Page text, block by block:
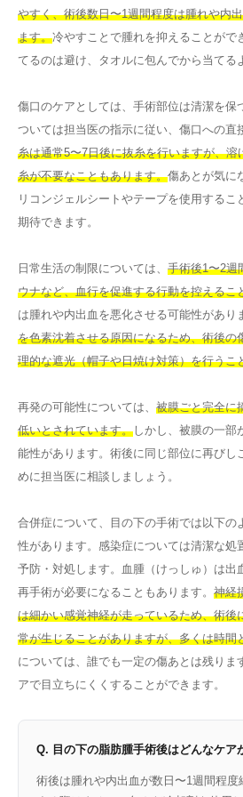
やすく、術後数日〜1週間程度は腫れや内
ます。冷やすことで腫れを抑えることがで
てるのは避け、タオルに包んでから当てる
傷口のケアとしては、手術部位は清潔を保
ついては担当医の指示に従い、傷口への直
糸は通常5〜7日後に抜糸を行いますが、
糸が不要なこともあります。傷あとが気に
リコンジェルシートやテープを使用する
期待できます。
日常生活の制限については、 手術後1〜2週
ウナなど、血行を促進する行動を控えるこ
は腫れや内出血を悪化させる可能性があり
を色素沈着させる原因になるため、術後の
理的な遮光（帽子や日焼け対策）を行うこ
再発の可能性については、 被膜ごと完全に
低いとされています。 しかし、被膜の一部
能性があります。術後に同じ部位に再びし
めに担当医に相談しましょう。
合併症について、目の下の手術では以下の
性があります。感染症については清潔な処
予防・対処します。血腫（けっしゅ）は出
再手術が必要になることもあります。 神経
は細かい感覚神経が走っているため、術後
常が生じることがありますが、多くは時間
については、誰でも一定の傷あとは残りま
アで目立ちにくくすることができます。
Q. 目の下の脂肪腫手術後はどんなケア
術後は腫れや内出血が数日〜1週間程度